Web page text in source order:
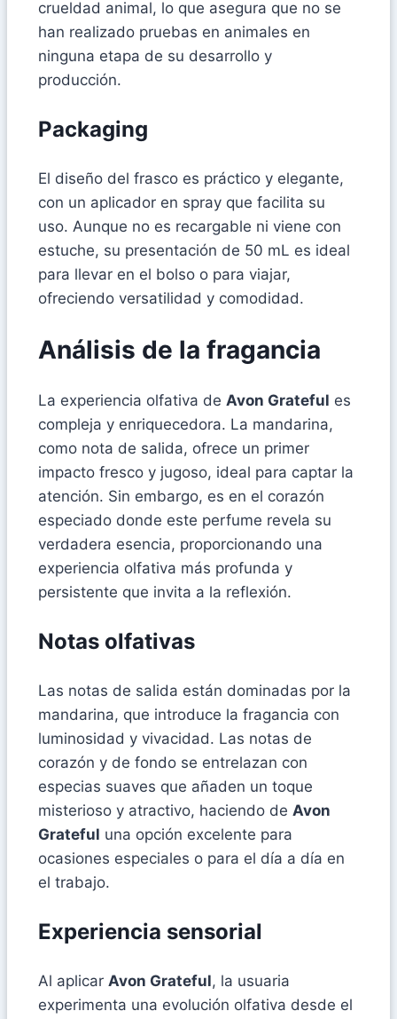
crueldad animal, lo que asegura que no se
han realizado pruebas en animales en
ninguna etapa de su desarrollo y
producción.
Packaging
El diseño del frasco es práctico y elegante,
con un aplicador en spray que facilita su
uso. Aunque no es recargable ni viene con
estuche, su presentación de 50 mL es ideal
para llevar en el bolso o para viajar,
ofreciendo versatilidad y comodidad.
Análisis de la fragancia
La experiencia olfativa de Avon Grateful es
compleja y enriquecedora. La mandarina,
como nota de salida, ofrece un primer
impacto fresco y jugoso, ideal para captar la
atención. Sin embargo, es en el corazón
especiado donde este perfume revela su
verdadera esencia, proporcionando una
experiencia olfativa más profunda y
persistente que invita a la reflexión.
Notas olfativas
Las notas de salida están dominadas por la
mandarina, que introduce la fragancia con
luminosidad y vivacidad. Las notas de
corazón y de fondo se entrelazan con
especias suaves que añaden un toque
misterioso y atractivo, haciendo de Avon
Grateful una opción excelente para
ocasiones especiales o para el día a día en
el trabajo.
Experiencia sensorial
Al aplicar Avon Grateful, la usuaria
experimenta una evolución olfativa desde el